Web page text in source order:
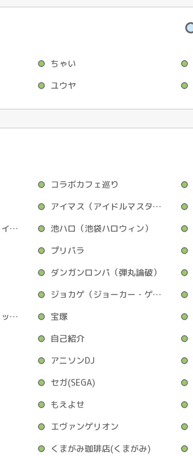
ちゃい
ユウヤ
コラボカフェ巡り
アイマス（アイドルマスター）
ヒプマイ（ヒプノシスマイク）
池ハロ（池袋ハロウィン）
プリパラ
ダンガンロンパ（弾丸論破）
ジョカゲ（ジョーカー・ゲーム）
コスサミ（コスプレサミット）
宝塚
自己紹介
アニソンDJ
セガ(SEGA)
もえよせ
エヴァンゲリオン
くまがみ珈琲店(くまがみ)